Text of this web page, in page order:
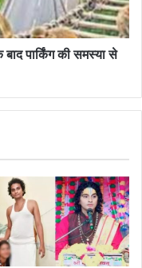
पार्किंग की समस्या से